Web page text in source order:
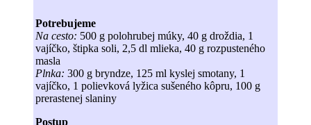
Potrebujeme
Na cesto: 500 g polohrubej múky, 40 g droždia, 1
vajíčko, štipka soli, 2,5 dl mlieka, 40 g rozpusteného
masla
Plnka: 300 g bryndze, 125 ml kyslej smotany, 1
vajíčko, 1 polievková lyžica sušeného kôpru, 100 g
prerastenej slaniny
Postup